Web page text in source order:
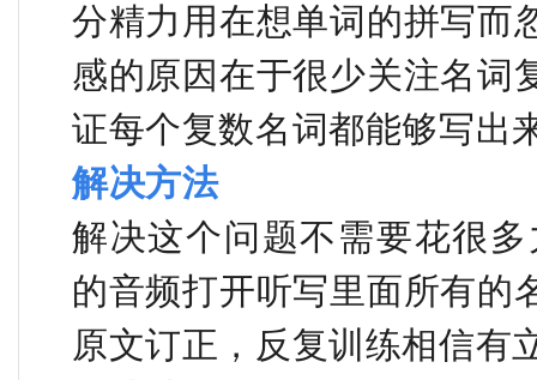
分精力用在想单词的拼写而
感的原因在于很少关注名词
证每个复数名词都能够写出
解决方法
解决这个问题不需要花很
的音频打开听写里面所有的
原文订正，反复训练相信有